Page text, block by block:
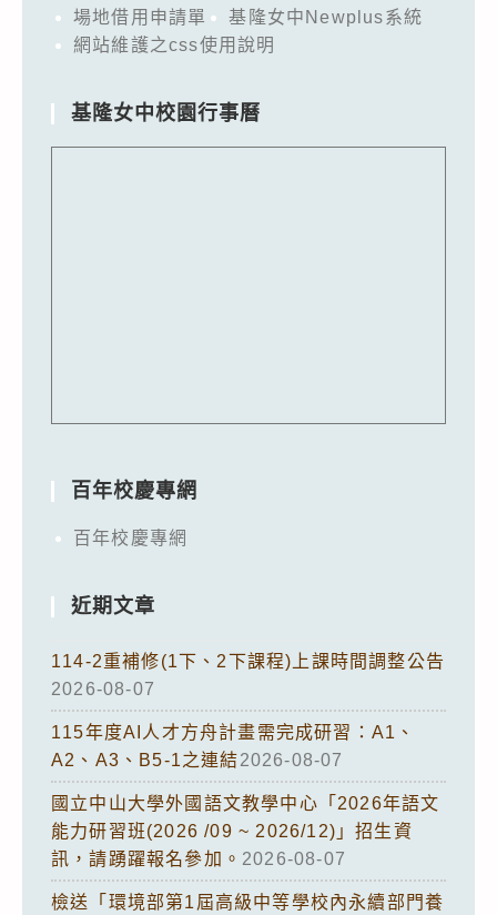
場地借用申請單
基隆女中Newplus系統
網站維護之css使用說明
基隆女中校園行事曆
百年校慶專網
百年校慶專網
近期文章
114-2重補修(1下、2下課程)上課時間調整公告
2026-08-07
115年度AI人才方舟計畫需完成研習：A1、
A2、A3、B5-1之連結2026-08-07
國立中山大學外國語文教學中心「2026年語文
能力研習班(2026 /09 ~ 2026/12)」招生資
訊，請踴躍報名參加。 2026-08-07
檢送「環境部第1屆高級中等學校內永續部門養